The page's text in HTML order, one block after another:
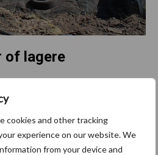
cookies and other tracking
experience on our website. We
from your device and
of lagere
gaan voeren of genoegen nemen